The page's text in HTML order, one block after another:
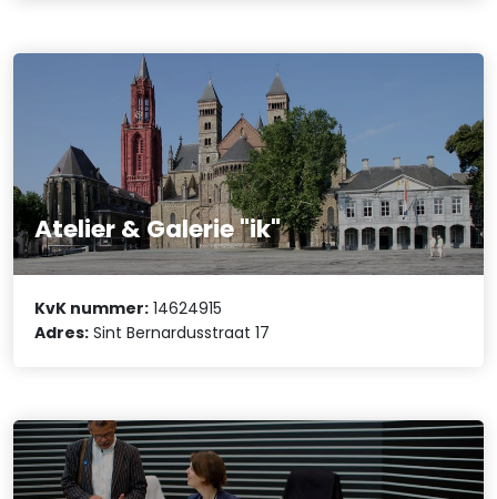
Atelier & Galerie "ik"
KvK nummer: 14624915
Adres: Sint Bernardusstraat 17